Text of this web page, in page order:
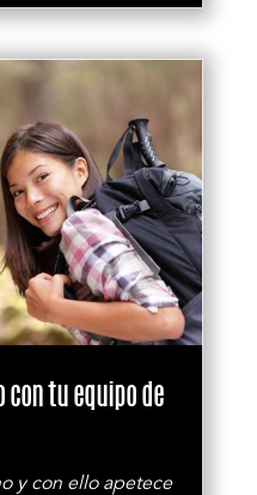
con tu equipo de
y con ello apetece